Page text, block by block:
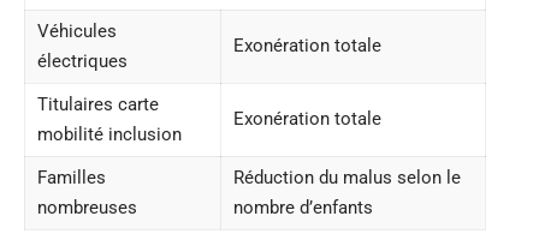
Véhicules
électriques
Exonération totale
Titulaires carte
mobilité inclusion
Exonération totale
Familles
nombreuses
Réduction du malus selon le
nombre d’enfants